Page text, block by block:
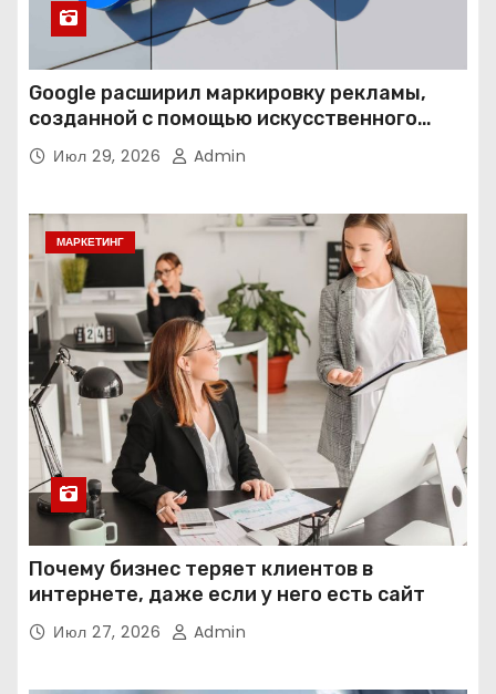
Google расширил маркировку рекламы,
созданной с помощью искусственного
интеллекта
Июл 29, 2026 Admin
МАРКЕТИНГ
Почему бизнес теряет клиентов в
интернете, даже если у него есть сайт
Июл 27, 2026 Admin